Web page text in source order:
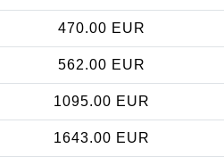
470.00 EUR
562.00 EUR
1095.00 EUR
1643.00 EUR